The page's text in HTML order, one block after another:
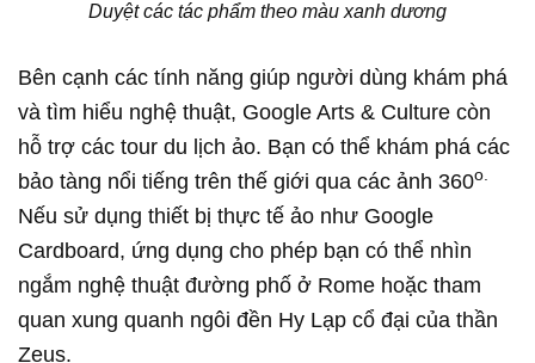
Duyệt các tác phẩm theo màu xanh dương
Bên cạnh các tính năng giúp người dùng khám phá
và tìm hiểu nghệ thuật, Google Arts & Culture còn
hỗ trợ các tour du lịch ảo. Bạn có thể khám phá các
bảo tàng nổi tiếng trên thế giới qua các ảnh 360o.
Nếu sử dụng thiết bị thực tế ảo như Google
Cardboard, ứng dụng cho phép bạn có thể nhìn
ngắm nghệ thuật đường phố ở Rome hoặc tham
quan xung quanh ngôi đền Hy Lạp cổ đại của thần
Zeus.